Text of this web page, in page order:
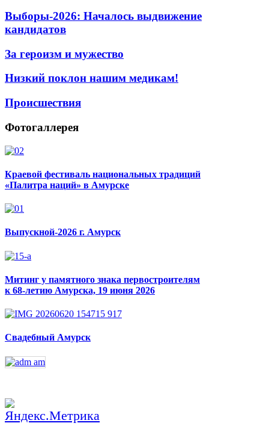
Выборы-2026: Началось выдвижение
кандидатов
За героизм и мужество
Низкий поклон нашим медикам!
Происшествия
Фотогаллерея
Краевой фестиваль национальных традиций
«Палитра наций» в Амурске
Выпускной-2026 г. Амурск
Митинг у памятного знака первостроителям
к 68-летию Амурска, 19 июня 2026
Свадебный Амурск